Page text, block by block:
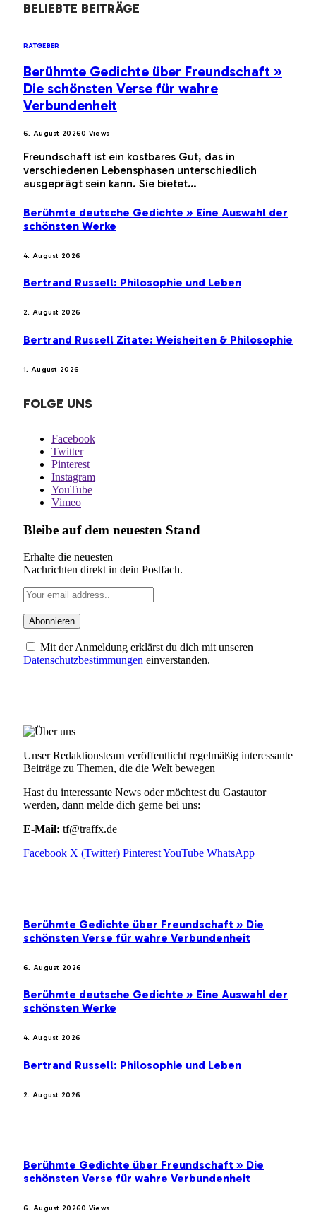
BELIEBTE BEITRÄGE
RATGEBER
Berühmte Gedichte über Freundschaft »
Die schönsten Verse für wahre
Verbundenheit
6. August 20260 Views
Freundschaft ist ein kostbares Gut, das in
verschiedenen Lebensphasen unterschiedlich
ausgeprägt sein kann. Sie bietet…
Berühmte deutsche Gedichte » Eine Auswahl der
schönsten Werke
4. August 2026
Bertrand Russell: Philosophie und Leben
2. August 2026
Bertrand Russell Zitate: Weisheiten & Philosophie
1. August 2026
FOLGE UNS
Facebook
Twitter
Pinterest
Instagram
YouTube
Vimeo
Bleibe auf dem neuesten Stand
Erhalte die neuesten
Nachrichten direkt in dein Postfach.
Mit der Anmeldung erklärst du dich mit unseren
Datenschutzbestimmungen einverstanden.
Unser Redaktionsteam veröffentlicht regelmäßig interessante
Beiträge zu Themen, die die Welt bewegen
Hast du interessante News oder möchtest du Gastautor
werden, dann melde dich gerne bei uns:
E-Mail: tf@traffx.de
Facebook X (Twitter) PinterestYouTube WhatsApp
Berühmte Gedichte über Freundschaft » Die
schönsten Verse für wahre Verbundenheit
6. August 2026
Berühmte deutsche Gedichte » Eine Auswahl der
schönsten Werke
4. August 2026
Bertrand Russell: Philosophie und Leben
2. August 2026
Berühmte Gedichte über Freundschaft » Die
schönsten Verse für wahre Verbundenheit
6. August 20260 Views